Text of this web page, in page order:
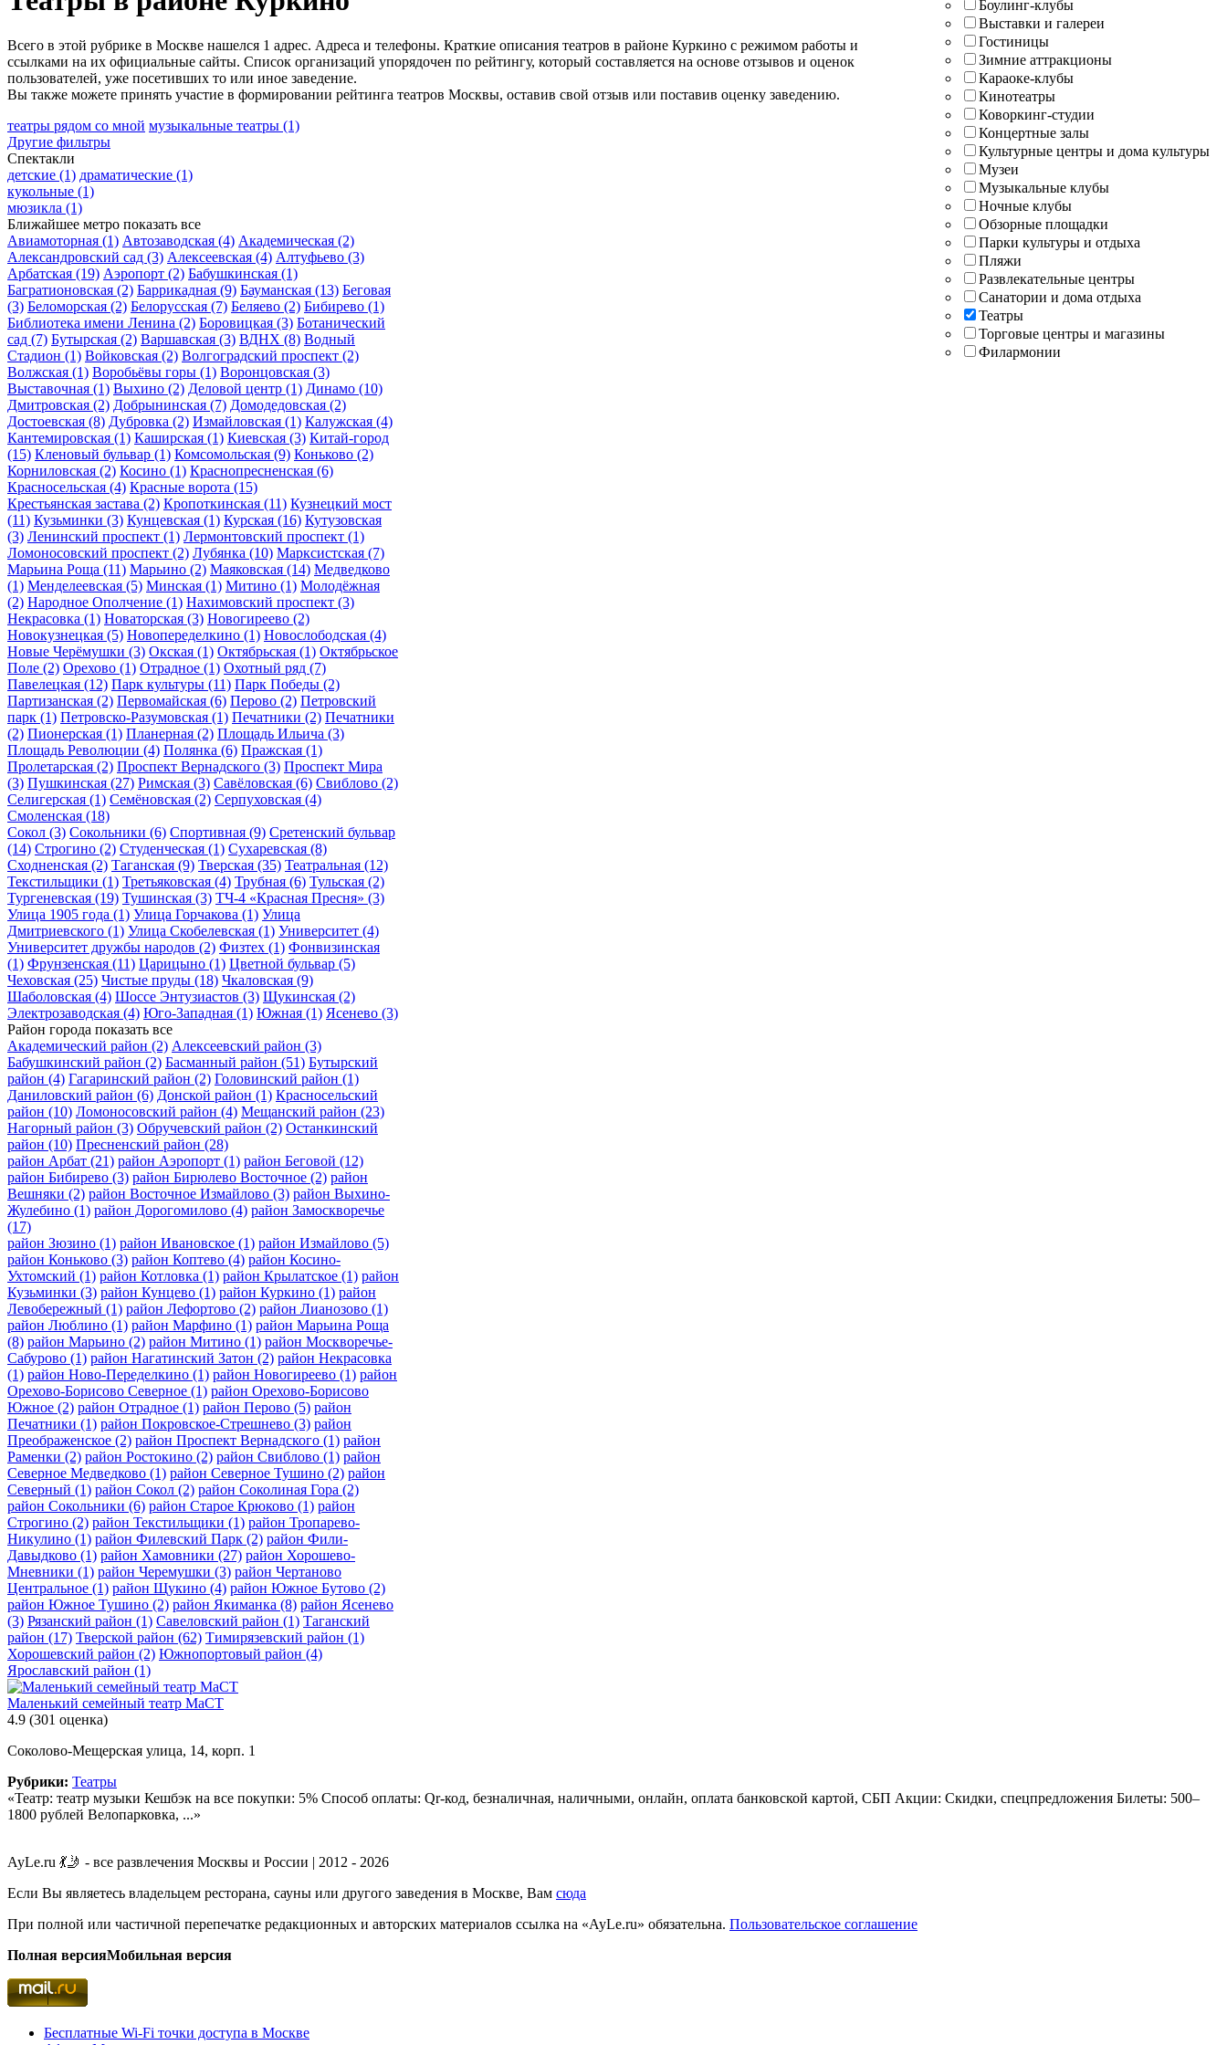
Боулинг-клубы
Выставки и галереи
Гостиницы
Зимние аттракционы
Караоке-клубы
Кинотеатры
Коворкинг-студии
Концертные залы
Культурные центры и дома культуры
Музеи
Музыкальные клубы
Ночные клубы
Обзорные площадки
Парки культуры и отдыха
Пляжи
Развлекательные центры
Санатории и дома отдыха
Театры
Торговые центры и магазины
Филармонии
Всего в этой рубрике в Москве нашелся 1 адрес. Адреса и телефоны. Краткие описания театров в районе Куркино с режимом работы и
ссылками на их официальные сайты. Список организаций упорядочен по рейтингу, который составляется на основе отзывов и оценок
пользователей, уже посетивших то или иное заведение.
Вы также можете принять участие в формировании рейтинга театров Москвы, оставив свой отзыв или поставив оценку заведению.
театры рядом со мной музыкальные театры (1)
Другие фильтры
Спектакли
детские (1) драматические (1)
кукольные (1)
мюзикла (1)
Ближайшее метро показать все
Авиамоторная (1) Автозаводская (4) Академическая (2)
Александровский сад (3) Алексеевская (4) Алтуфьево (3)
Арбатская (19) Аэропорт (2) Бабушкинская (1)
Багратионовская (2) Баррикадная (9) Бауманская (13) Беговая
(3) Беломорская (2) Белорусская (7) Беляево (2) Бибирево (1)
Библиотека имени Ленина (2) Боровицкая (3) Ботанический
сад (7) Бутырская (2) Варшавская (3) ВДНХ (8) Водный
Стадион (1) Войковская (2) Волгоградский проспект (2)
Волжская (1) Воробьёвы горы (1) Воронцовская (3)
Выставочная (1) Выхино (2) Деловой центр (1) Динамо (10)
Дмитровская (2) Добрынинская (7) Домодедовская (2)
Достоевская (8) Дубровка (2) Измайловская (1) Калужская (4)
Кантемировская (1) Каширская (1) Киевская (3) Китай-город
(15) Кленовый бульвар (1) Комсомольская (9) Коньково (2)
Корниловская (2) Косино (1) Краснопресненская (6)
Красносельская (4) Красные ворота (15)
Крестьянская застава (2) Кропоткинская (11) Кузнецкий мост
(11) Кузьминки (3) Кунцевская (1) Курская (16) Кутузовская
(3) Ленинский проспект (1) Лермонтовский проспект (1)
Ломоносовский проспект (2) Лубянка (10) Марксистская (7)
Марьина Роща (11) Марьино (2) Маяковская (14) Медведково
(1) Менделеевская (5) Минская (1) Митино (1) Молодёжная
(2) Народное Ополчение (1) Нахимовский проспект (3)
Некрасовка (1) Новаторская (3) Новогиреево (2)
Новокузнецкая (5) Новопеределкино (1) Новослободская (4)
Новые Черёмушки (3) Окская (1) Октябрьская (1) Октябрьское
Поле (2) Орехово (1) Отрадное (1) Охотный ряд (7)
Павелецкая (12) Парк культуры (11) Парк Победы (2)
Партизанская (2) Первомайская (6) Перово (2) Петровский
парк (1) Петровско-Разумовская (1) Печатники (2) Печатники
(2) Пионерская (1) Планерная (2) Площадь Ильича (3)
Площадь Революции (4) Полянка (6) Пражская (1)
Пролетарская (2) Проспект Вернадского (3) Проспект Мира
(3) Пушкинская (27) Римская (3) Савёловская (6) Свиблово (2)
Селигерская (1) Семёновская (2) Серпуховская (4)
Смоленская (18)
Сокол (3) Сокольники (6) Спортивная (9) Сретенский бульвар
(14) Строгино (2) Студенческая (1) Сухаревская (8)
Сходненская (2) Таганская (9) Тверская (35) Театральная (12)
Текстильщики (1) Третьяковская (4) Трубная (6) Тульская (2)
Тургеневская (19) Тушинская (3) ТЧ-4 «Красная Пресня» (3)
Улица 1905 года (1) Улица Горчакова (1) Улица
Дмитриевского (1) Улица Скобелевская (1) Университет (4)
Университет дружбы народов (2) Физтех (1) Фонвизинская
(1) Фрунзенская (11) Царицыно (1) Цветной бульвар (5)
Чеховская (25) Чистые пруды (18) Чкаловская (9)
Шаболовская (4) Шоссе Энтузиастов (3) Щукинская (2)
Электрозаводская (4) Юго-Западная (1) Южная (1) Ясенево (3)
Район города показать все
Академический район (2) Алексеевский район (3)
Бабушкинский район (2) Басманный район (51) Бутырский
район (4) Гагаринский район (2) Головинский район (1)
Даниловский район (6) Донской район (1) Красносельский
район (10) Ломоносовский район (4) Мещанский район (23)
Нагорный район (3) Обручевский район (2) Останкинский
район (10) Пресненский район (28)
район Арбат (21) район Аэропорт (1) район Беговой (12)
район Бибирево (3) район Бирюлево Восточное (2) район
Вешняки (2) район Восточное Измайлово (3) район Выхино-
Жулебино (1) район Дорогомилово (4) район Замоскворечье
(17)
район Зюзино (1) район Ивановское (1) район Измайлово (5)
район Коньково (3) район Коптево (4) район Косино-
Ухтомский (1) район Котловка (1) район Крылатское (1) район
Кузьминки (3) район Кунцево (1) район Куркино (1) район
Левобережный (1) район Лефортово (2) район Лианозово (1)
район Люблино (1) район Марфино (1) район Марьина Роща
(8) район Марьино (2) район Митино (1) район Москворечье-
Сабурово (1) район Нагатинский Затон (2) район Некрасовка
(1) район Ново-Переделкино (1) район Новогиреево (1) район
Орехово-Борисово Северное (1) район Орехово-Борисово
Южное (2) район Отрадное (1) район Перово (5) район
Печатники (1) район Покровское-Стрешнево (3) район
Преображенское (2) район Проспект Вернадского (1) район
Раменки (2) район Ростокино (2) район Свиблово (1) район
Северное Медведково (1) район Северное Тушино (2) район
Северный (1) район Сокол (2) район Соколиная Гора (2)
район Сокольники (6) район Старое Крюково (1) район
Строгино (2) район Текстильщики (1) район Тропарево-
Никулино (1) район Филевский Парк (2) район Фили-
Давыдково (1) район Хамовники (27) район Хорошево-
Мневники (1) район Черемушки (3) район Чертаново
Центральное (1) район Щукино (4) район Южное Бутово (2)
район Южное Тушино (2) район Якиманка (8) район Ясенево
(3) Рязанский район (1) Савеловский район (1) Таганский
район (17) Тверской район (62) Тимирязевский район (1)
Хорошевский район (2) Южнопортовый район (4)
Ярославский район (1)
Маленький семейный театр МаСТ
4.9 (301 оценка)
Соколово-Мещерская улица, 14, корп. 1
Рубрики: Театры
«Театр: театр музыки Кешбэк на все покупки: 5% Способ оплаты: Qr-код, безналичная, наличными, онлайн, оплата банковской картой, СБП Акции: Скидки, спецпредложения Билеты: 500–
1800 рублей Велопарковка, ...»
AyLe.ru 💃🤳 - все развлечения Москвы и России | 2012 - 2026
Если Вы являетесь владельцем ресторана, сауны или другого заведения в Москве, Вам сюда
При полной или частичной перепечатке редакционных и авторских материалов ссылка на «AyLe.ru» обязательна. Пользовательское соглашение
Полная версияМобильная версия
Бесплатные Wi-Fi точки доступа в Москве